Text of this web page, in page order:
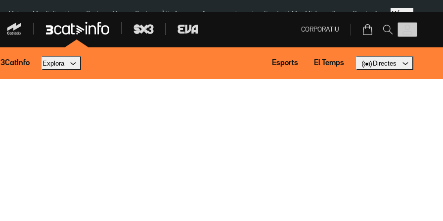
a Meta Mor Felipe Lipe Ceuta Menors Ceuta Àtic Ayuso Aparcament agost Fundació Mas Miró eBay Perpinyà Més
CORPORATIU
3CatInfo Explora Esports El Temps Directes